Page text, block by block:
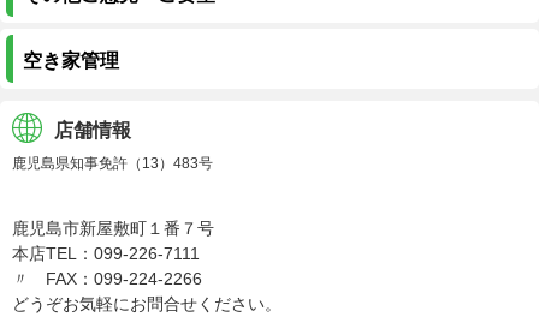
空き家管理
店舗情報
鹿児島県知事免許（13）483号
鹿児島市新屋敷町１番７号
本店TEL：099-226-7111
〃 FAX：099-224-2266
どうぞお気軽にお問合せください。